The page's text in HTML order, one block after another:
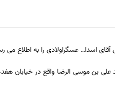
اسدا… عسگراولادی را به اطلاع می
در ساعت ۱۵:۰۰ لغایت ۱۶:۳۰ روز یکشنبه ۴/۱۲/۹۲ در